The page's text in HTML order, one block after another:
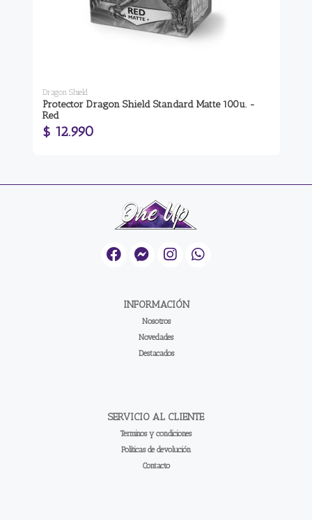
Dragon Shield
Protector Dragon Shield Standard Matte 100u. -
Red
$ 12.990
INFORMACIÓN
Nosotros
Novedades
Destacados
SERVICIO AL CLIENTE
Terminos y condiciones
Políticas de devolución
Contacto